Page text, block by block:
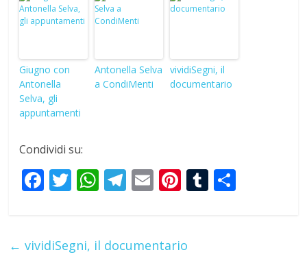
Giugno con
Antonella
Selva, gli
appuntamenti
Antonella Selva
a CondiMenti
vividiSegni, il
documentario
Condividi su:
F
b
T
er
W
s
T
gr
E
l
Pi
e
T
← vividiSegni, il documentario